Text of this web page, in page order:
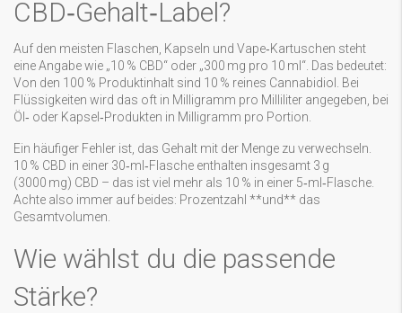
CBD‑Gehalt‑Label?
Auf den meisten Flaschen, Kapseln und Vape‑Kartuschen steht
eine Angabe wie „10 % CBD“ oder „300 mg pro 10 ml“. Das bedeutet:
Von den 100 % Produktinhalt sind 10 % reines Cannabidiol. Bei
Flüssigkeiten wird das oft in Milligramm pro Milliliter angegeben, bei
Öl‑ oder Kapsel‑Produkten in Milligramm pro Portion.
Ein häufiger Fehler ist, das Gehalt mit der Menge zu verwechseln.
10 % CBD in einer 30‑ml‑Flasche enthalten insgesamt 3 g
(3000 mg) CBD – das ist viel mehr als 10 % in einer 5‑ml‑Flasche.
Achte also immer auf beides: Prozentzahl **und** das
Gesamtvolumen.
Wie wählst du die passende
Stärke?